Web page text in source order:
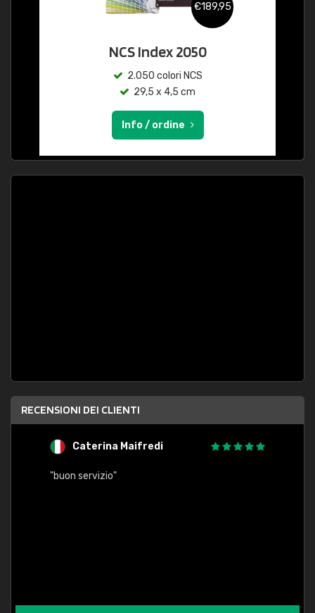
€189,95
NCS Index 2050
2.050 colori NCS
29,5 x 4,5 cm
Info / ordine
RECENSIONI DEI CLIENTI
Caterina Maifredi
"buon servizio"